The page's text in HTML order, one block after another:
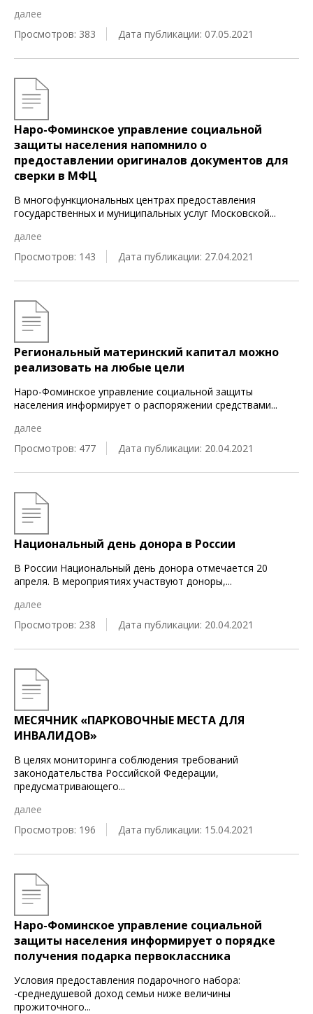
далее
Просмотров: 383
Дата публикации: 07.05.2021
Наро-Фоминское управление социальной
защиты населения напомнило о
предоставлении оригиналов документов для
сверки в МФЦ
В многофункциональных центрах предоставления
государственных и муниципальных услуг Московской...
далее
Просмотров: 143
Дата публикации: 27.04.2021
Региональный материнский капитал можно
реализовать на любые цели
Наро-Фоминское управление социальной защиты
населения информирует о распоряжении средствами...
далее
Просмотров: 477
Дата публикации: 20.04.2021
Национальный день донора в России
В России Национальный день донора отмечается 20
апреля. В мероприятиях участвуют доноры,...
далее
Просмотров: 238
Дата публикации: 20.04.2021
МЕСЯЧНИК «ПАРКОВОЧНЫЕ МЕСТА ДЛЯ
ИНВАЛИДОВ»
В целях мониторинга соблюдения требований
законодательства Российской Федерации,
предусматривающего...
далее
Просмотров: 196
Дата публикации: 15.04.2021
Наро-Фоминское управление социальной
защиты населения информирует о порядке
получения подарка первоклассника
Условия предоставления подарочного набора:
-среднедушевой доход семьи ниже величины
прожиточного...